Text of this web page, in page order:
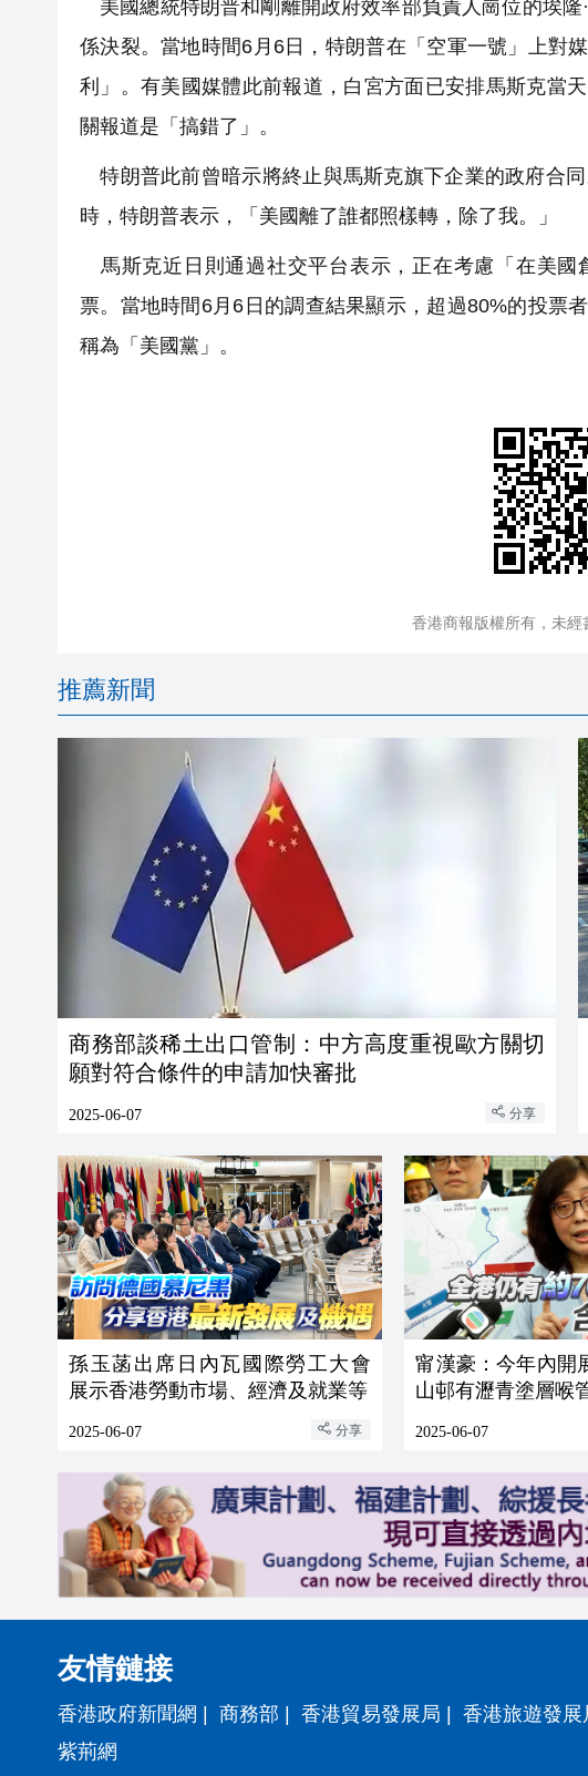
美國總統特朗普和剛離開政府效率部負責人崗位的埃
係決裂。當地時間6月6日，特朗普在「空軍一號」上對
利」。有美國媒體此前報道，白宮方面已安排馬斯克當
關報道是「搞錯了」。
特朗普此前曾暗示將終止與馬斯克旗下企業的政府合
時，特朗普表示，「美國離了誰都照樣轉，除了我。」
馬斯克近日則通過社交平台表示，正在考慮「在美國
票。當地時間6月6日的調查結果顯示，超過80%的投票
稱為「美國黨」。
香港商報版權所有，未經
推薦新聞
商務部談稀土出口管制：中方高度重視歐方關切
願對符合條件的申請加快審批
2025-06-07 分享
孫玉菡出席日內瓦國際勞工大會
展示香港勞動市場、經濟及就業等
2025-06-07 分享
甯漢豪：今年內開
山邨有瀝青塗層喉
2025-06-07
友情鏈接
香港政府新聞網 商務部 香港貿易發展局 香港旅遊發展
紫荊網